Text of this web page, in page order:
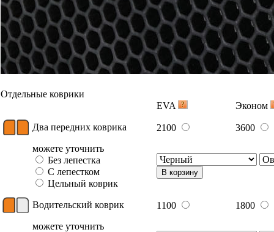
Отдельные коврики
EVA
Эконом
Два передних коврика 2100
3600
можете уточнить
Без лепестка
С лепестком
Цельный коврик
В корзину
Водительский коврик 1100
1800
можете уточнить